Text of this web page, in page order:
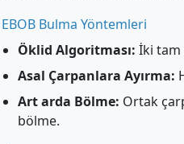
EBOB Bulma Yöntemleri
Öklid Algoritması: İki tam
Asal Çarpanlara Ayırma:
Art arda Bölme: Ortak
bölme.